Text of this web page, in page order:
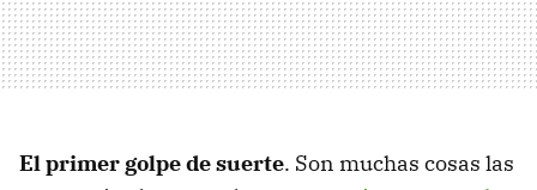
El primer golpe de suerte. Son muchas cosas las